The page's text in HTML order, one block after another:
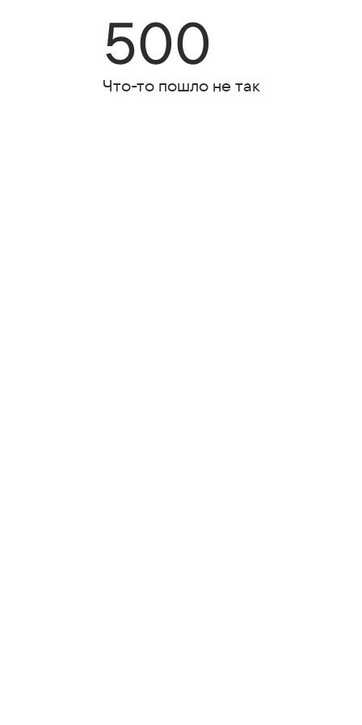
500
Что-то пошло не так